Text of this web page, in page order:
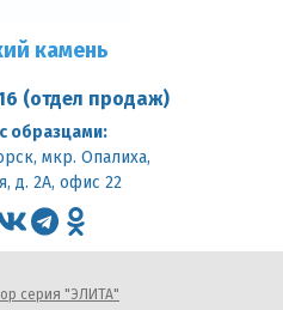
камень
(отдел продаж)
образцами:
мкр. Опалиха,
д. 2А, офис 22
telegramodnoklassniki
серия "ЭЛИТА"